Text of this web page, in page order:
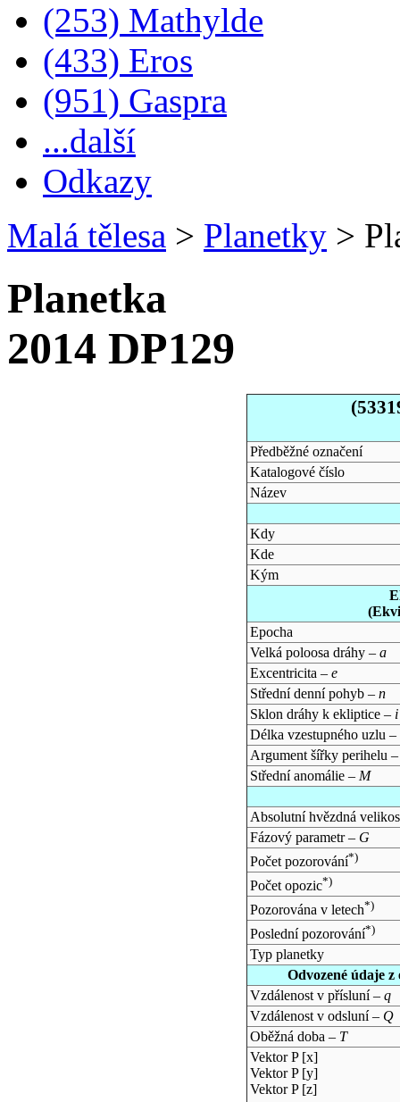
(253) Mathylde
(433) Eros
(951) Gaspra
...další
Odkazy
Malá tělesa > Planetky >
Planetka
2014 DP129
Předběžné označení
Katalogové číslo
Název
Kdy
Kde
Kým
Epocha
Velká poloosa dráhy – a
Excentricita – e
Střední denní pohyb – n
Sklon dráhy k ekliptice – i
Délka vzestupného uzlu –
Argument šířky perihelu
Střední anomálie – M
Absolutní hvězdná
Fázový parametr – G
Počet pozorování*)
Počet opozic*)
Pozorována v letech*)
Poslední pozorování*)
Typ planetky
Odvozené údaje
Vzdálenost v přísluní – q
Vzdálenost v odsluní – Q
Oběžná doba – T
Vektor P [x]
Vektor P [y]
Vektor P [z]